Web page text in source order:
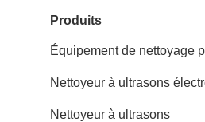
Produits
Équipement de nettoyage
Nettoyeur à ultrasons
Nettoyeur à ultrasons